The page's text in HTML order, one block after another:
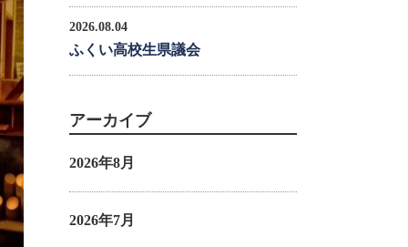
2026.08.04
ふくい高校生県議会
アーカイブ
2026年8月
2026年7月